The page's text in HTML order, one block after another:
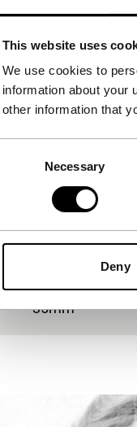
This website uses
We use cookies to
information about your
other information that
Necessary
Deny
Polen
1966
IFFR 2009
35mm